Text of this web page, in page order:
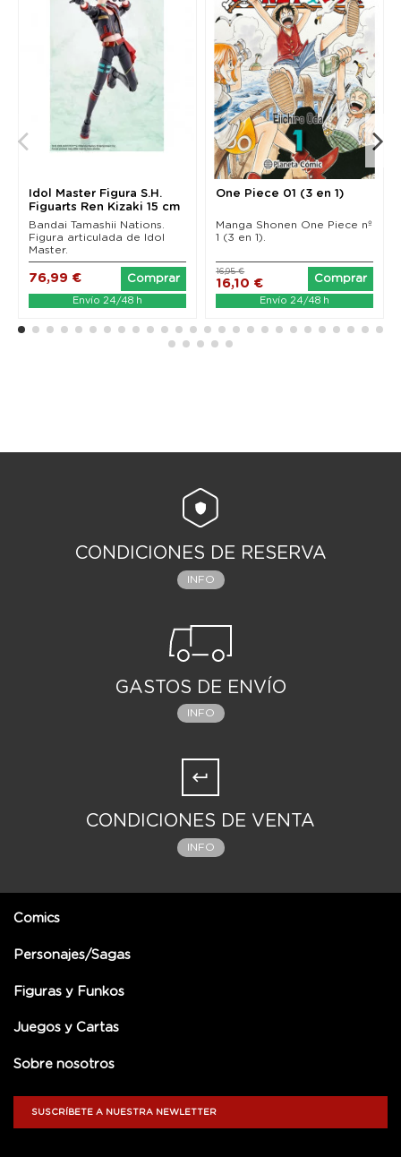
Idol Master Figura S.H.
Figuarts Ren Kizaki 15 cm
Bandai Tamashii Nations.
Figura articulada de Idol
Master.
76,99 € Comprar
Envío 24/48 h
One Piece 01 (3 en 1)
Manga Shonen One Piece nº
1 (3 en 1).
16,10 €
16,95 €
Comprar
Envío 24/48 h
CONDICIONES DE RESERVA
INFO
GASTOS DE ENVÍO
INFO
CONDICIONES DE VENTA
INFO
Comics
Personajes/Sagas
Figuras y Funkos
Juegos y Cartas
Sobre nosotros
SUSCRÍBETE A NUESTRA NEWLETTER